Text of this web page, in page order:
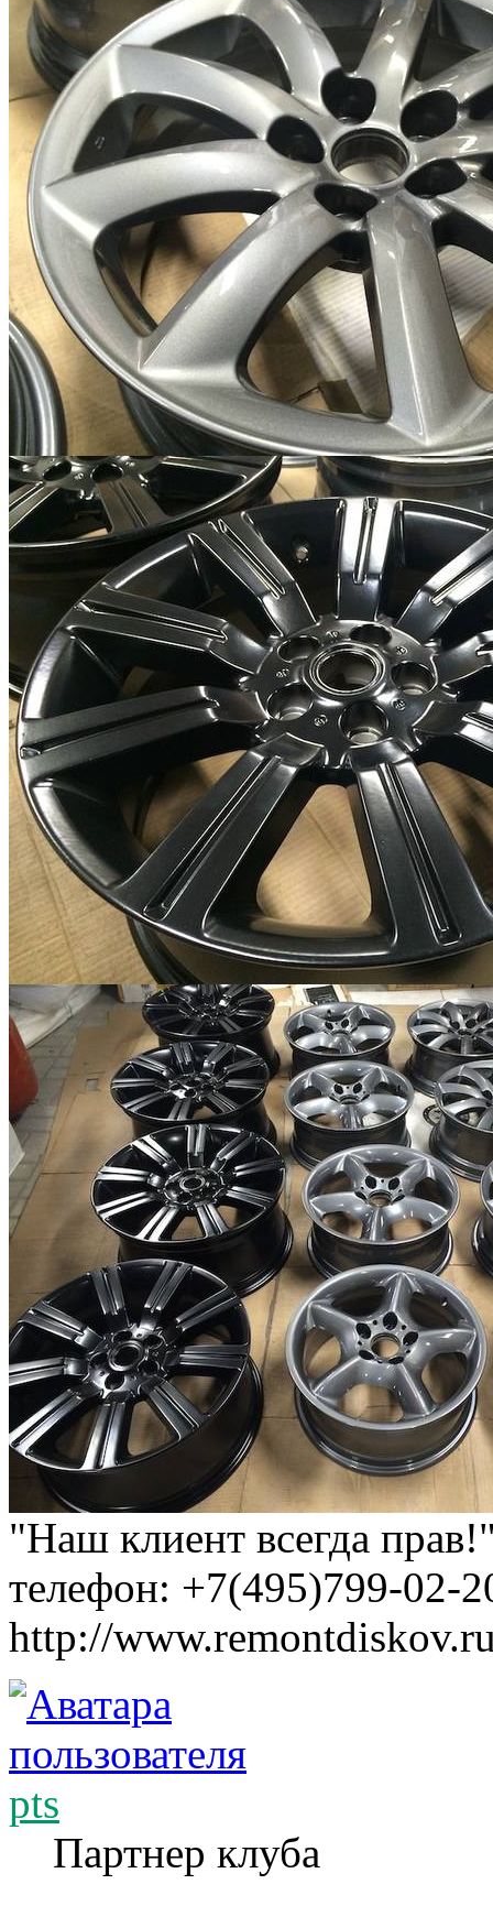
"Наш клиент всегда
телефон: +7(495)799-02-
http://
pts
Партнер клуба